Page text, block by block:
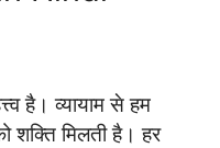
है। व्यायाम से हम
शक्ति मिलती है। हर